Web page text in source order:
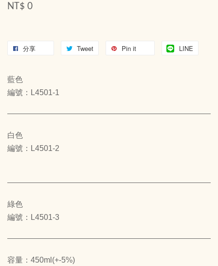
NT$ 0
分享 Tweet Pin it LINE
藍色
編號：L4501-1
白色
編號：L4501-2
綠色
編號：L4501-3
容量：450ml(+-5%)